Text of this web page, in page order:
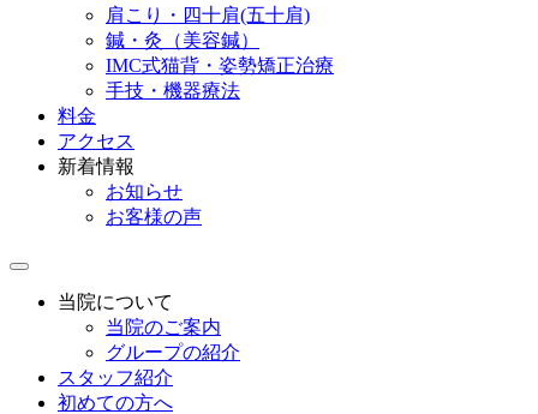
肩こり・四十肩(五十肩)
鍼・灸（美容鍼）
IMC式猫背・姿勢矯正治療
手技・機器療法
料金
アクセス
新着情報
お知らせ
お客様の声
当院について
当院のご案内
グループの紹介
スタッフ紹介
初めての方へ